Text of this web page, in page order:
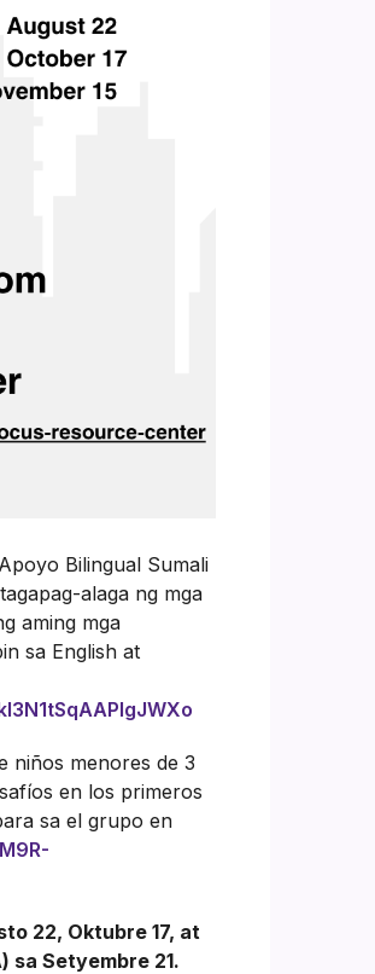
Bilingual Sumali
alaga ng mga
aming mga
sa English at
niños menores de 3
en los primeros
sa el grupo en
22, Oktubre 17, at
sa Setyembre 21.